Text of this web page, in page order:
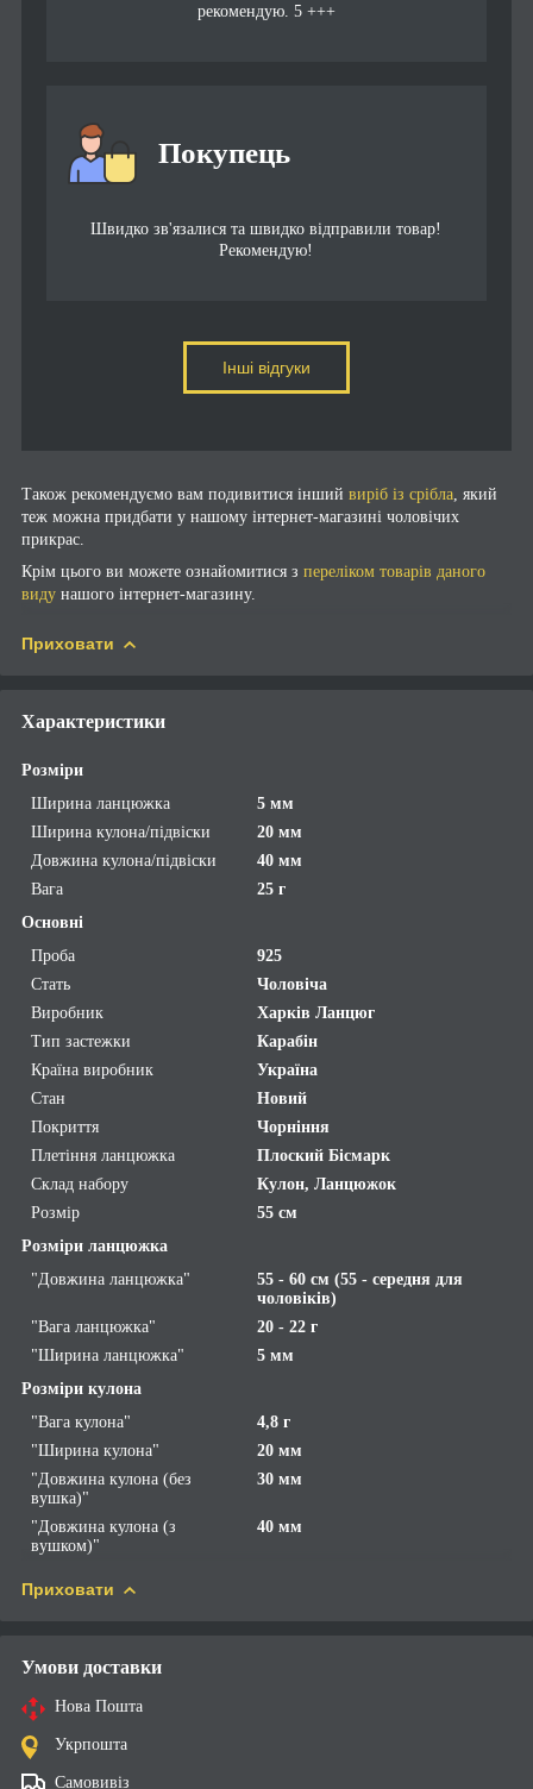
рекомендую. 5 +++
Покупець
Швидко зв'язалися та швидко відправили товар!
Рекомендую!
Інші відгуки
Також рекомендуємо вам подивитися інший виріб із срібла , який
теж можна придбати у нашому інтернет-магазині чоловічих
прикрас.
Крім цього ви можете ознайомитися з переліком товарів даного
виду нашого інтернет-магазину.
Приховати
Характеристики
Розміри
Ширина ланцюжка
5 мм
Ширина кулона/підвіски
20 мм
Довжина кулона/підвіски
40 мм
Вага
25 г
Основні
Проба
925
Стать
Чоловіча
Виробник
Харків Ланцюг
Тип застежки
Карабін
Країна виробник
Україна
Стан
Новий
Покриття
Чорніння
Плетіння ланцюжка
Плоский Бісмарк
Склад набору
Кулон, Ланцюжок
Розмір
55 см
Розміри ланцюжка
"Довжина ланцюжка"
55 - 60 см (55 - середня для
чоловіків)
"Вага ланцюжка"
20 - 22 г
"Ширина ланцюжка"
5 мм
Розміри кулона
"Вага кулона"
4,8 г
"Ширина кулона"
20 мм
"Довжина кулона (без
вушка)"
30 мм
"Довжина кулона (з
вушком)"
40 мм
Приховати
Умови доставки
Нова Пошта
Укрпошта
Самовивіз